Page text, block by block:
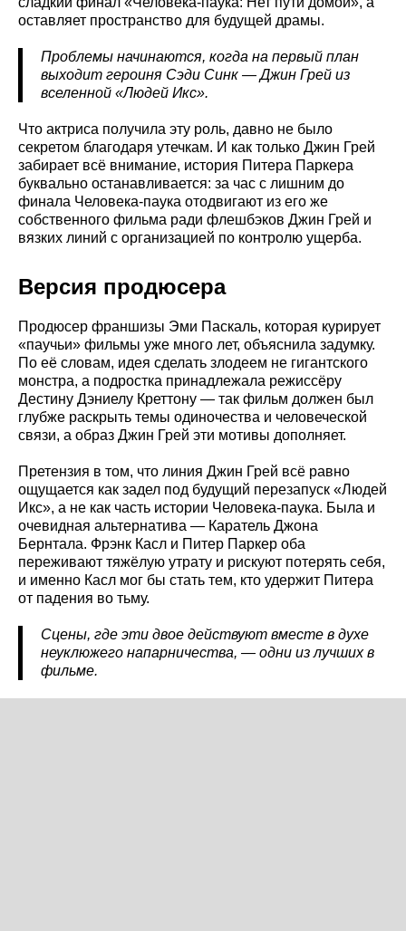
оставляет пространство для будущей драмы.
Проблемы начинаются, когда на первый план
выходит героиня Сэди Синк — Джин Грей из
вселенной «Людей Икс».
Что актриса получила эту роль, давно не было
секретом благодаря утечкам. И как только Джин Грей
забирает всё внимание, история Питера Паркера
буквально останавливается: за час с лишним до
финала Человека-паука отодвигают из его же
собственного фильма ради флешбэков Джин Грей и
вязких линий с организацией по контролю ущерба.
Версия продюсера
Продюсер франшизы Эми Паскаль, которая курирует
«паучьи» фильмы уже много лет, объяснила задумку.
По её словам, идея сделать злодеем не гигантского
монстра, а подростка принадлежала режиссёру
Дестину Дэниелу Креттону — так фильм должен был
глубже раскрыть темы одиночества и человеческой
связи, а образ Джин Грей эти мотивы дополняет.
Претензия в том, что линия Джин Грей всё равно
ощущается как задел под будущий перезапуск «Людей
Икс», а не как часть истории Человека-паука. Была и
очевидная альтернатива — Каратель Джона
Бернтала. Фрэнк Касл и Питер Паркер оба
переживают тяжёлую утрату и рискуют потерять себя,
и именно Касл мог бы стать тем, кто удержит Питера
от падения во тьму.
Сцены, где эти двое действуют вместе в духе
неуклюжего напарничества, — одни из лучших в
фильме.